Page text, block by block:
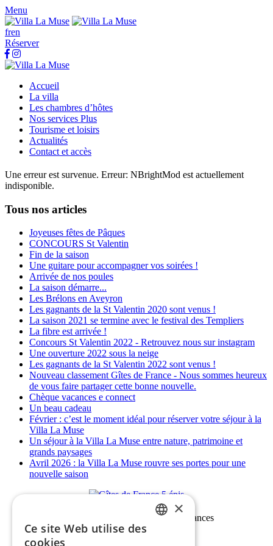
Menu
fren
Réserver
Accueil
La villa
Les chambres d’hôtes
Nos services Plus
Tourisme et loisirs
Actualités
Contact et accès
Une erreur est survenue. Erreur: NBrightMod est actuellement
indisponible.
Tous nos articles
Joyeuses fêtes de Pâques
CONCOURS St Valentin
Fin de la saison
Une guitare pour accompagner vos soirées !
Arrivée de nos poules
La saison démarre...
Les Brélons en Aveyron
Les gagnants de la St Valentin 2020 sont venus !
La saison 2021 se termine avec le festival des Templiers
La fibre est arrivée !
Concours St Valentin 2022 - Retrouvez nous sur instagram
Une ouverture 2022 sous la neige
Les gagnants de la St Valentin 2022 sont venus !
Nouveau classement Gîtes de France - Nous sommes heureux
de vous faire partager cette bonne nouvelle.
Chèque vacances e connect
Un beau cadeau
Février : c’est le moment idéal pour réserver votre séjour à la
Villa La Muse
Un séjour à la Villa La Muse entre nature, patrimoine et
grands paysages
Avril 2026 : la Villa La Muse rouvre ses portes pour une
nouvelle saison
×
Ce site Web utilise des
cookies